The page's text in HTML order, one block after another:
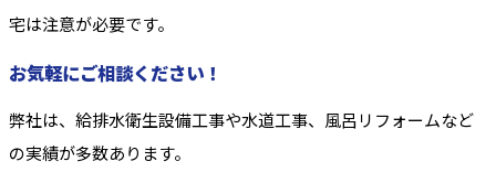
宅は注意が必要です。
お気軽にご相談ください！
弊社は、給排水衛生設備工事や水道工事、風呂リフォームなど
の実績が多数あります。